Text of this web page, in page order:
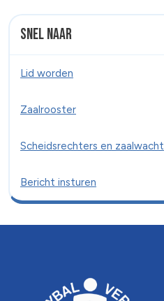
Snel naar
Lid worden
Zaalrooster
Scheidsrechters en zaalwacht
Bericht insturen